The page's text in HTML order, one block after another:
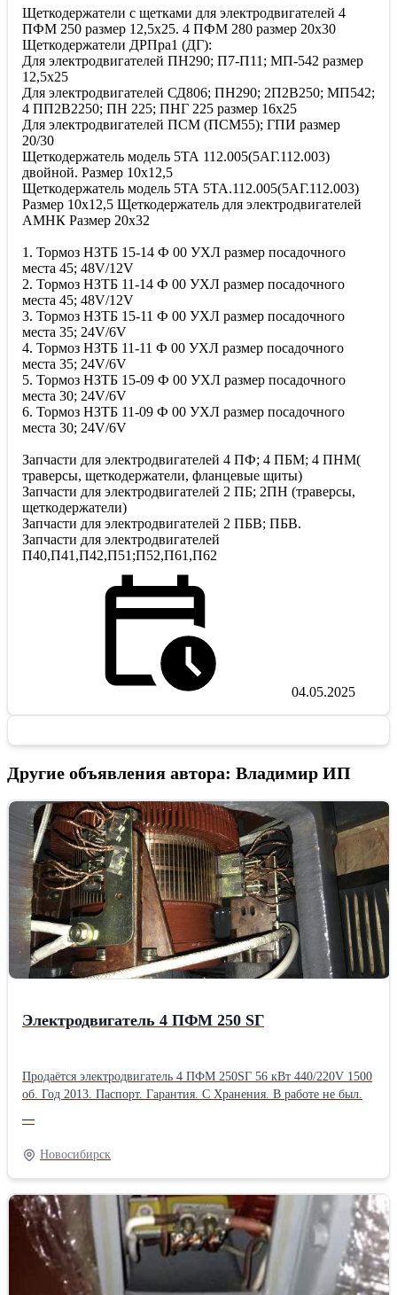
Щеткодержатели с щетками для электродвигателей 4
ПФМ 250 размер 12,5х25. 4 ПФМ 280 размер 20х30
Щеткодержатели ДРПра1 (ДГ):
Для электродвигателей ПН290; П7-П11; МП-542 размер
12,5х25
Для электродвигателей СД806; ПН290; 2П2В250; МП542;
4 ПП2В2250; ПН 225; ПНГ 225 размер 16х25
Для электродвигателей ПСМ (ПСМ55); ГПИ размер
20/30
Щеткодержатель модель 5ТА 112.005(5АГ.112.003)
двойной. Размер 10х12,5
Щеткодержатель модель 5ТА 5ТА.112.005(5АГ.112.003)
Размер 10х12,5 Щеткодержатель для электродвигателей
АМНК Размер 20х32
1. Тормоз НЗТБ 15-14 Ф 00 УХЛ размер посадочного
места 45; 48V/12V
2. Тормоз НЗТБ 11-14 Ф 00 УХЛ размер посадочного
места 45; 48V/12V
3. Тормоз НЗТБ 15-11 Ф 00 УХЛ размер посадочного
места 35; 24V/6V
4. Тормоз НЗТБ 11-11 Ф 00 УХЛ размер посадочного
места 35; 24V/6V
5. Тормоз НЗТБ 15-09 Ф 00 УХЛ размер посадочного
места 30; 24V/6V
6. Тормоз НЗТБ 11-09 Ф 00 УХЛ размер посадочного
места 30; 24V/6V
Запчасти для электродвигателей 4 ПФ; 4 ПБМ; 4 ПНМ(
траверсы, щеткодержатели, фланцевые щиты)
Запчасти для электродвигателей 2 ПБ; 2ПН (траверсы,
щеткодержатели)
Запчасти для электродвигателей 2 ПБВ; ПБВ.
Запчасти для электродвигателей
П40,П41,П42,П51;П52,П61,П62
04.05.2025
Другие объявления автора: Владимир ИП
Электродвигатель 4 ПФМ 250 SГ
Продаётся электродвигатель 4 ПФМ 250SГ 56 кВт 440/220V 1500
об. Год 2013. Паспорт. Гарантия. С Хранения. В работе не был.
—
Новосибирск